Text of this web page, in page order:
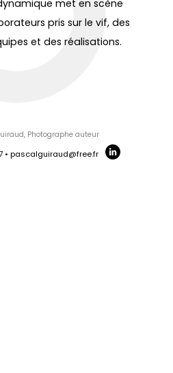
met en scène
pris sur le vif, des
et des réalisations.
Photographe auteur
• pascalguiraud@free.fr